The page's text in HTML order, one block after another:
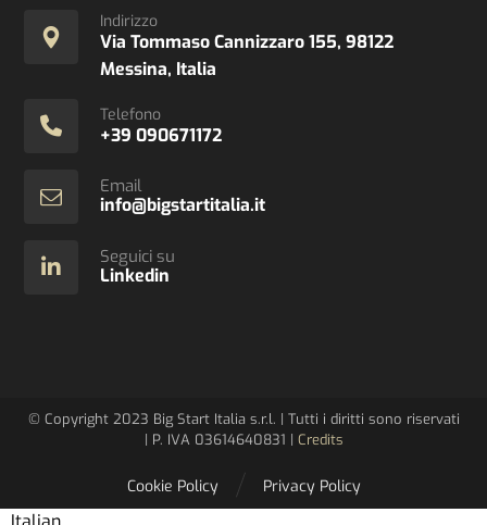
Indirizzo
Via Tommaso Cannizzaro 155, 98122
Messina, Italia
Telefono
+39 090671172
Email
info@bigstartitalia.it
Seguici su
Linkedin
© Copyright 2023 Big Start Italia s.r.l. | Tutti i diritti sono riservati
| P. IVA 03614640831 | Credits
Privacy Policy
Cookie Policy